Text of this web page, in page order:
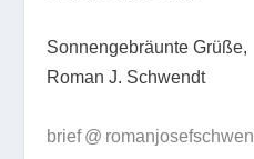
Sonnengebräunte Grüße,
Roman J. Schwendt
brief @